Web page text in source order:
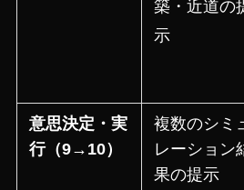
築・近道の
示
意思決定・実
行（9→10）
複数のシミ
レーション
果の提示